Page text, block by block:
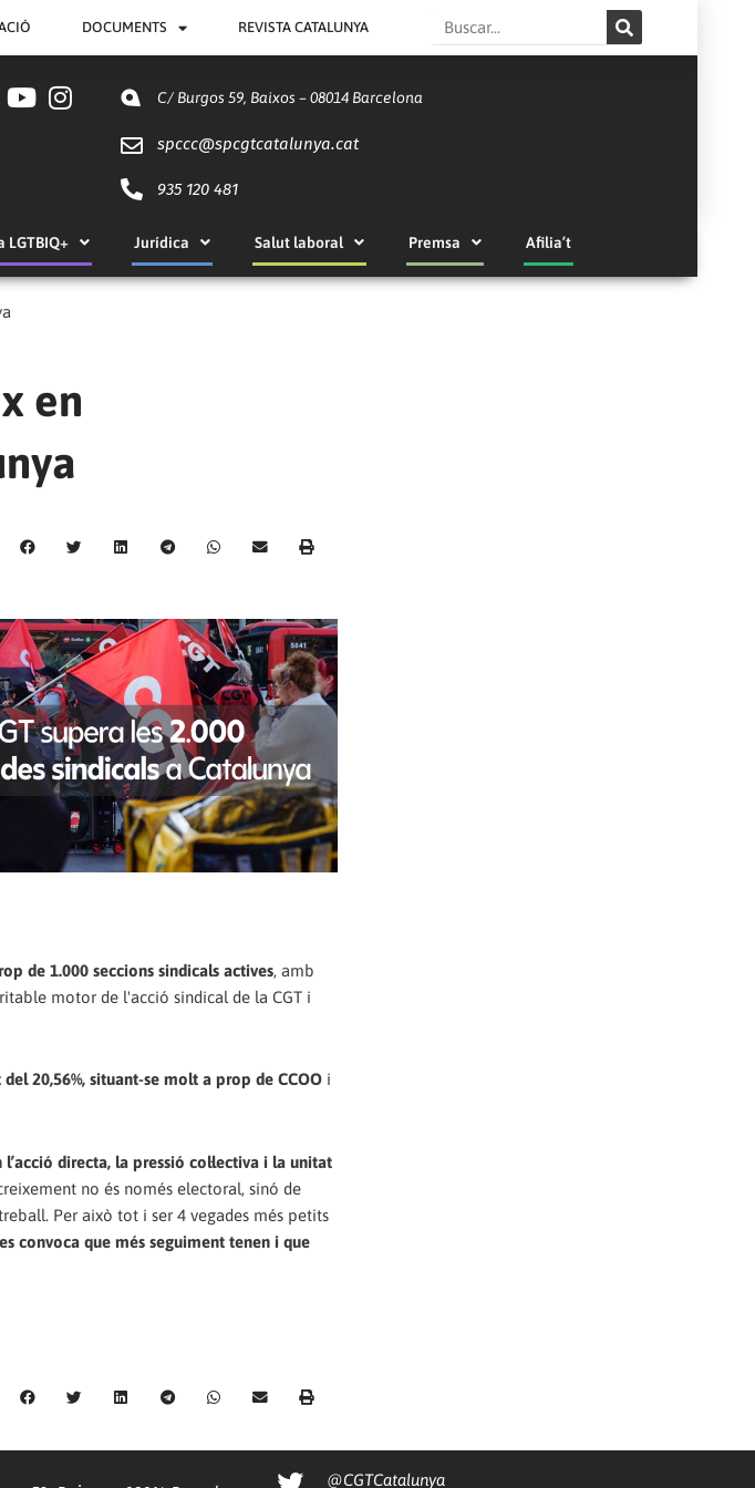
DOCUMENTS REVISTA CATALUNYA Search
C/ Burgos 59, Baixos – 08014 Barcelona
spccc@spcgtcatalunya.cat
935 120 481
LGTBIQ+ Jurídica Salut laboral Premsa Afilia’t
en
de 1.000 seccions sindicals actives, amb
motor de l'acció sindical de la CGT i
20,56%, situant-se molt a prop de CCOO i
directa, la pressió col·lectiva i la unitat
no és només electoral, sinó de
Per això tot i ser 4 vegades més petits
convoca que més seguiment tenen i que
@CGTCatalunya